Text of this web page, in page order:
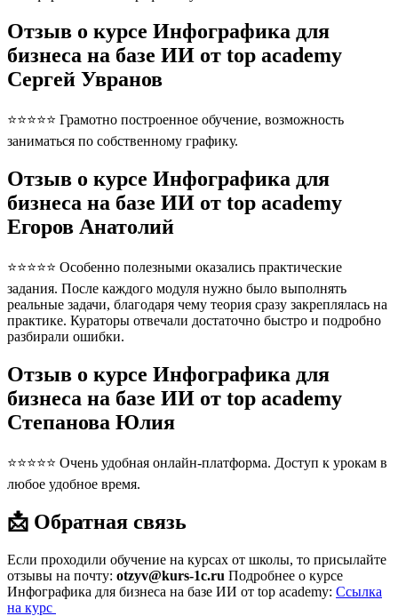
Отзыв о курсе Инфографика для
бизнеса на базе ИИ от top academy
Сергей Увранов
⭐⭐⭐⭐⭐ Грамотно построенное обучение, возможность
заниматься по собственному графику.
Отзыв о курсе Инфографика для
бизнеса на базе ИИ от top academy
Егоров Анатолий
⭐⭐⭐⭐⭐ Особенно полезными оказались практические
задания. После каждого модуля нужно было выполнять
реальные задачи, благодаря чему теория сразу закреплялась на
практике. Кураторы отвечали достаточно быстро и подробно
разбирали ошибки.
Отзыв о курсе Инфографика для
бизнеса на базе ИИ от top academy
Степанова Юлия
⭐⭐⭐⭐⭐ Очень удобная онлайн-платформа. Доступ к урокам в
любое удобное время.
📩 Обратная связь
Если проходили обучение на курсах от школы, то присылайте
отзывы на почту: otzyv@kurs-1c.ru Подробнее о курсе
Инфографика для бизнеса на базе ИИ от top academy: Ссылка
на курс